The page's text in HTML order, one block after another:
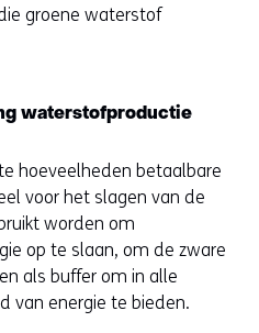
groene waterstof
waterstofproductie
hoeveelheden betaalbare
voor het slagen van de
worden om
op te slaan, om de zware
als buffer om in alle
van energie te bieden.